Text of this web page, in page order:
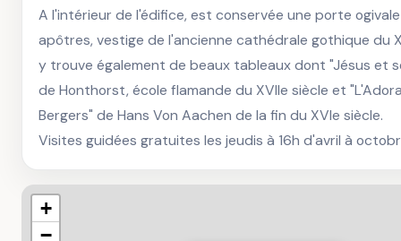
A l'intérieur de l'édifice, est conservée une porte
apôtres, vestige de l'ancienne cathédrale gothique du
y trouve également de beaux tableaux dont "Jésus et
de Honthorst, école flamande du XVIIe siècle et
Bergers" de Hans Von Aachen de la fin du XVIe siècle.
Visites guidées gratuites les jeudis à 16h d'avril à
+
−